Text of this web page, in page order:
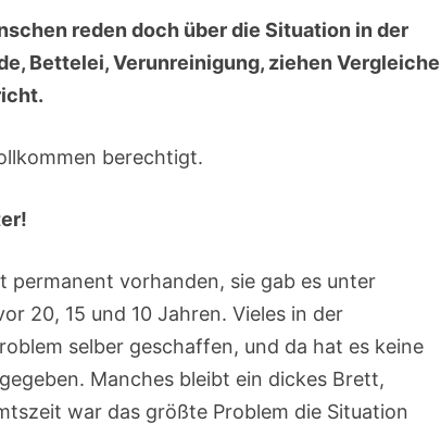
reden doch über die Situation in der
Bettelei, Verunreinigung, ziehen Vergleiche
berechtigt.
permanent vorhanden, sie gab es unter
20, 15 und 10 Jahren. Vieles in der
selber geschaffen, und da hat es keine
Manches bleibt ein dickes Brett,
war das größte Problem die Situation